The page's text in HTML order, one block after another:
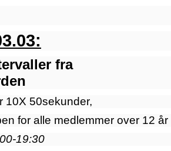
fra
10X 50sekunder,
for alle medlemmer over 12 år
19:30